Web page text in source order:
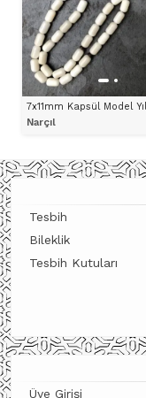
Narçıl
ÜRÜNÜ İNCELE
Tesbih
Bileklik
Tesbih Kutuları
Üye Girişi